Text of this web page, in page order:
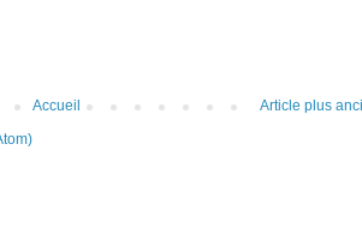
Article plus
Accueil